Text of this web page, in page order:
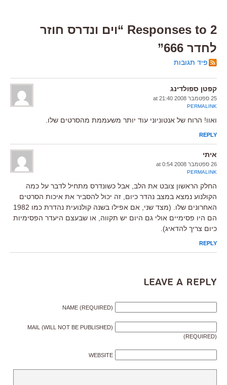
2 Responses to “וים ונדרס חוזר
לחדר 666”
פיד תגובות
קפטן ספולדינג
25 ספטמבר 2008 at 21:40
PERMALINK
ואוו! הרוח של אנטוניוני עוד יותר משעממת מהסרטים שלו.
REPLY
איתי
26 ספטמבר 2008 at 0:54
PERMALINK
החלק הראשון צובט את הלב, אבל כשונדרס מתחיל לדבר על כמה
הקולנוע נמצא במצב נהדר כיום, זה יכול להסביר את איכות הסרטים
האחרונים שלו. (מצד שני, אם אפילו בשנה קולנועית נהדרת כמו 1982
הם היו פסימיים אולי גם היום יש תקווה, או שבעצם היעדר הפסימיות
כיום צריך להדאיג).
REPLY
Leave a Reply
NAME (REQUIRED)
MAIL (WILL NOT BE PUBLISHED)
(REQUIRED)
WEBSITE